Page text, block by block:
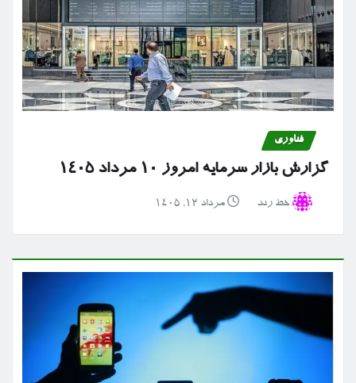
فناوری
گزارش بازار سرمایه امروز ۱۰ مرداد ۱۴۰۵
خط رند مرداد ۱۲, ۱۴۰۵